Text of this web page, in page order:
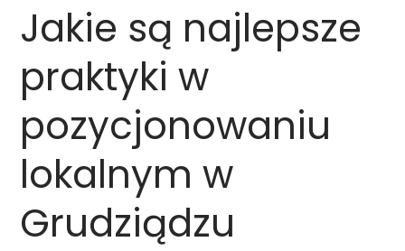
Jakie są najlepsze
praktyki w
pozycjonowaniu
lokalnym w
Grudziądzu